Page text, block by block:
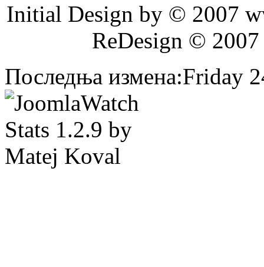
Initial Design by © 2007
ReDesign ©
Последња измена:Friday